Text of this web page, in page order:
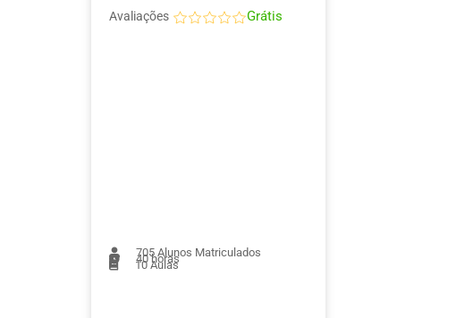
Avaliações Grátis
705 Alunos Matriculados
40 horas
10Aulas